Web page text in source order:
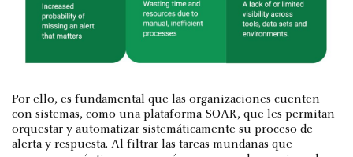
Por ello, es fundamental que las organizaciones cuenten
con sistemas, como una plataforma SOAR, que les permitan
orquestar y automatizar sistemáticamente su proceso de
alerta y respuesta. Al filtrar las tareas mundanas que